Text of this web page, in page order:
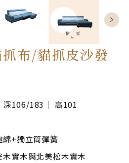
布/貓抓皮沙發
深106/183｜ 高101
綿+獨立筒彈簧
木實木與北美松木實木